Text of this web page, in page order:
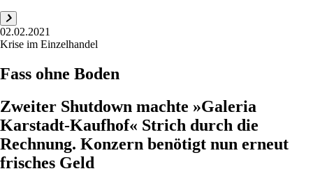
02.02.2021
Krise im Einzelhandel
Fass ohne Boden
Zweiter Shutdown machte »Galeria
Karstadt-Kaufhof« Strich durch die
Rechnung. Konzern benötigt nun erneut
frisches Geld